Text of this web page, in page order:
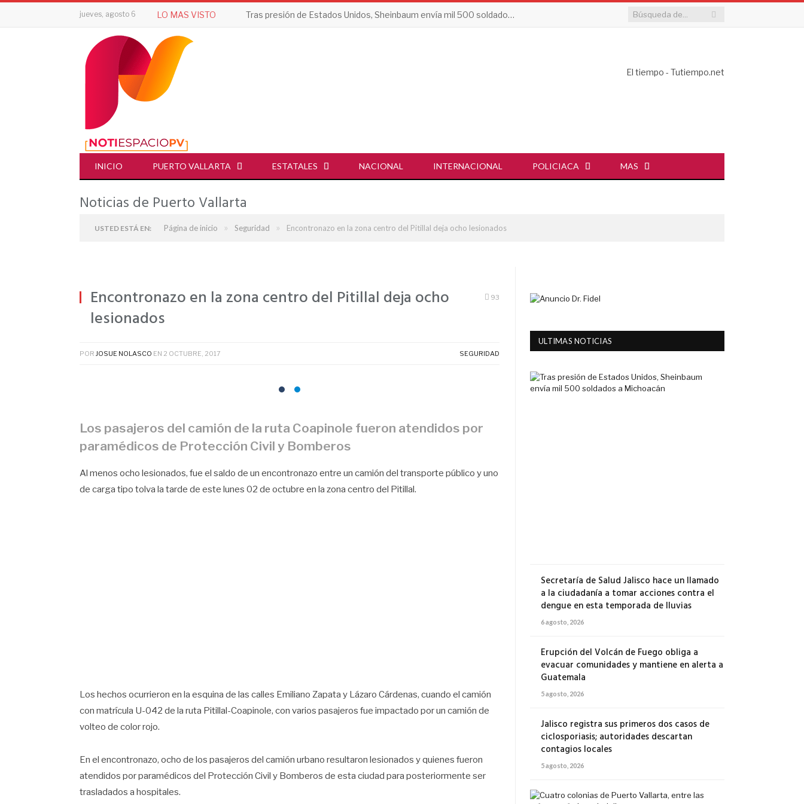
jueves, agosto 6 LO MAS VISTO Tras presión de Estados Unidos, Sheinbaum envía mil 500 soldados a Michoacán
El tiempo - Tutiempo.net
INICIO PUERTO VALLARTA ESTATALES NACIONAL INTERNACIONAL POLICIACA MAS
Noticias de Puerto Vallarta
USTED ESTÁ EN: Página de inicio » Seguridad » Encontronazo en la zona centro del Pitillal deja ocho lesionados
Encontronazo en la zona centro del Pitillal deja ocho
lesionados
93
POR JOSUE NOLASCO EN 2 OCTUBRE, 2017 SEGURIDAD
Los pasajeros del camión de la ruta Coapinole fueron atendidos por
paramédicos de Protección Civil y Bomberos
Al menos ocho lesionados, fue el saldo de un encontronazo entre un camión del transporte público y uno
de carga tipo tolva la tarde de este lunes 02 de octubre en la zona centro del Pitillal.
Los hechos ocurrieron en la esquina de las calles Emiliano Zapata y Lázaro Cárdenas, cuando el camión
con matrícula U-042 de la ruta Pitillal-Coapinole, con varios pasajeros fue impactado por un camión de
volteo de color rojo.
En el encontronazo, ocho de los pasajeros del camión urbano resultaron lesionados y quienes fueron
atendidos por paramédicos del Protección Civil y Bomberos de esta ciudad para posteriormente ser
trasladados a hospitales.
ULTIMAS NOTICIAS
Secretaría de Salud Jalisco hace un llamado
a la ciudadanía a tomar acciones contra el
dengue en esta temporada de lluvias
6 agosto, 2026
Erupción del Volcán de Fuego obliga a
evacuar comunidades y mantiene en alerta a
Guatemala
5 agosto, 2026
Jalisco registra sus primeros dos casos de
ciclosporiasis; autoridades descartan
contagios locales
5 agosto, 2026